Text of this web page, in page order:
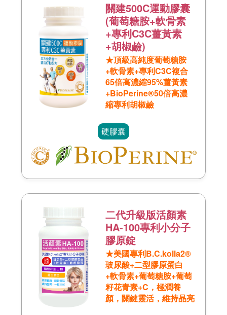
關建500C運動膠囊
(葡萄糖胺+軟骨素
+專利C3C薑黃素
+胡椒鹼)
★頂級高純度葡萄糖胺
+軟骨素+專利C3C複合
65倍高濃縮95%薑黃素
+BioPerine®50倍高濃
縮專利胡椒鹼
硬膠囊
二代升級版活顏素
HA-100專利小分子
膠原錠
★美國專利B.C.kolla2®
玻尿酸+二型膠原蛋白
+軟骨素+葡萄糖胺+葡萄
籽花青素+C，極潤養
顏，關鍵靈活，維持晶亮